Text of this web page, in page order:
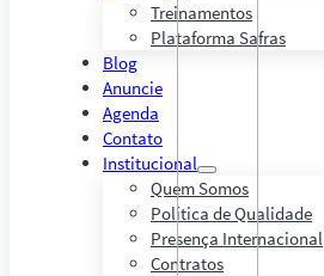
Treinamentos
Plataforma Safras
Blog
Anuncie
Agenda
Contato
Institucional
Quem Somos
Política de Qualidade
Presença Internacional
Contratos